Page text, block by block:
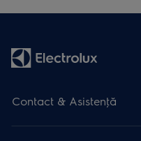
Contact & Asistenţă